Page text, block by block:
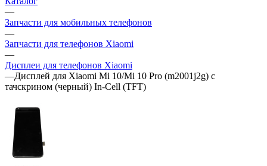
—
Запчасти для мобильных телефонов
—
Запчасти для телефонов Xiaomi
—
Дисплеи для телефонов Xiaomi
—Дисплей для Xiaomi Mi 10/Mi 10 Pro (m2001j2g) с
тачскрином (черный) In-Cell (TFT)